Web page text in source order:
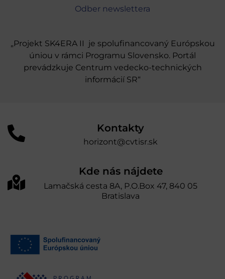
Odber newslettera
„Projekt SK4ERA II je spolufinancovaný Európskou
úniou v rámci Programu Slovensko. Portál
prevádzkuje Centrum vedecko-technických
informácií SR“
Kontakty
horizont@cvtisr.sk
Kde nás nájdete
Lamačská cesta 8A, P.O.Box 47, 840 05
Bratislava